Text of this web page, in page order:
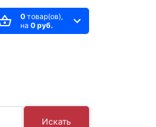
0товар(ов),
на 0 руб.
Искать